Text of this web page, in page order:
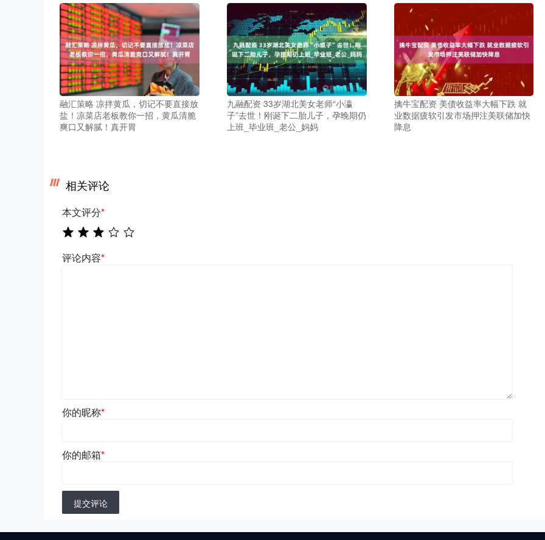
融汇策略 凉拌黄瓜，切记不要直接放
盐！凉菜店老板教你一招，黄瓜清脆
爽口又解腻！真开胃
九融配资 33岁湖北美女老师“小瀛
子”去世！刚诞下二胎儿子，孕晚期仍
上班_毕业班_老公_妈妈
擒牛宝配资 美债收益率大幅下跌 就
业数据疲软引发市场押注美联储加快
降息
相关评论
本文评分*
评论内容*
你的昵称*
你的邮箱*
提交评论